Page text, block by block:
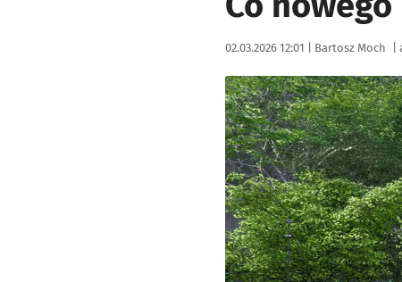
Data publikacji:
02.03.2026 12:01 | Autor:
Bartosz Moch
Kliknij, aby zobaczyć